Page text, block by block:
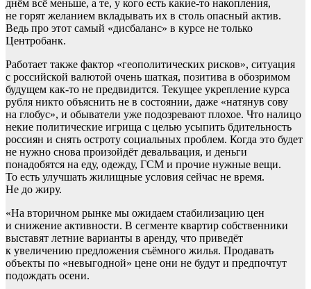
днём всё меньше, а те, у кого есть какие-то накопления,
не горят желанием вкладывать их в столь опасный актив.
Ведь про этот самый «дисбаланс» в курсе не только
Центробанк.
Работает также фактор «геополитических рисков», ситуация
с российской валютой очень шаткая, позитива в обозримом
будущем как-то не предвидится. Текущее укрепление курса
рубля никто объяснить не в состоянии, даже «натянув сову
на глобус», и обыватели уже подозревают плохое. Что налицо
некие политические игрища с целью усыпить бдительность
россиян и снять остроту социальных проблем. Когда это будет
не нужно снова произойдёт девальвация, и деньги
понадобятся на еду, одежду, ГСМ и прочие нужные вещи.
То есть улучшать жилищные условия сейчас не время.
Не до жиру.
«На вторичном рынке мы ожидаем стабилизацию цен
и снижение активности. В сегменте квартир собственники
выставят летние варианты в аренду, что приведёт
к увеличению предложения съёмного жилья. Продавать
объекты по «невыгодной» цене они не будут и предпочтут
подождать осени.